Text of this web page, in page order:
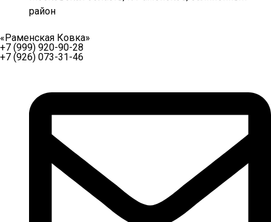
район
«Раменская Ковка»
+7 (999) 920-90-28
+7 (926) 073-31-46